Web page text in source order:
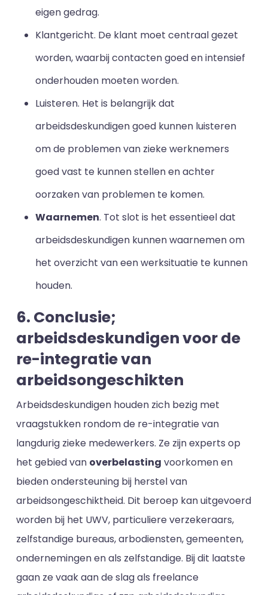
eigen gedrag.
Klantgericht. De klant moet centraal gezet
worden, waarbij contacten goed en intensief
onderhouden moeten worden.
Luisteren. Het is belangrijk dat
arbeidsdeskundigen goed kunnen luisteren
om de problemen van zieke werknemers
goed vast te kunnen stellen en achter
oorzaken van problemen te komen.
Waarnemen. Tot slot is het essentieel dat
arbeidsdeskundigen kunnen waarnemen om
het overzicht van een werksituatie te kunnen
houden.
6. Conclusie;
arbeidsdeskundigen voor de
re-integratie van
arbeidsongeschikten
Arbeidsdeskundigen houden zich bezig met
vraagstukken rondom de re-integratie van
langdurig zieke medewerkers. Ze zijn experts op
het gebied van overbelasting voorkomen en
bieden ondersteuning bij herstel van
arbeidsongeschiktheid. Dit beroep kan uitgevoerd
worden bij het UWV, particuliere verzekeraars,
zelfstandige bureaus, arbodiensten, gemeenten,
ondernemingen en als zelfstandige. Bij dit laatste
gaan ze vaak aan de slag als freelance